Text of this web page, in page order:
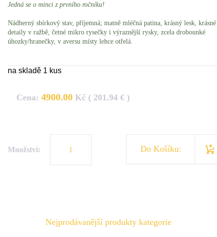
Jedná se o minci z prvního ročníku!
Nádherný sbírkový stav, příjemná; matně mléčná patina, krásný lesk, krásné
detaily v ražbě, četné mikro rysečky i výraznější rysky, zcela drobounké
úhozky/hranečky, v aversu místy lehce otřelá.
na skladě 1 kus
Cena: 4900.00 Kč ( 201.94 € )
Množství: Do Košíku:
Nejprodávanější produkty kategorie